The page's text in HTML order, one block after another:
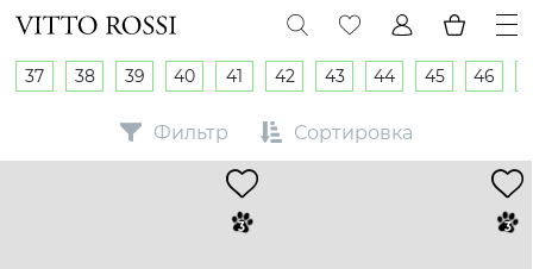
37 38 39 40 41 42 43 44 45 46
Фильтр Сортировка